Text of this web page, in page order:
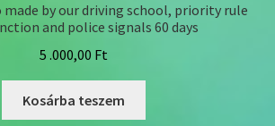
made by our driving school, priority rule
and police signals 60 days
5 .000,00 Ft
Kosárba teszem